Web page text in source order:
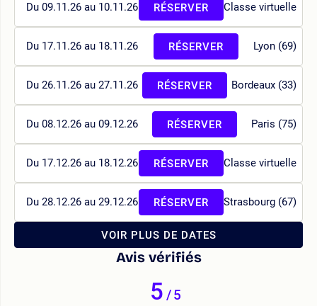
Du 09.11.26 au 10.11.26 Classe virtuelle
RÉSERVER
Du 17.11.26 au 18.11.26 Lyon (69)
RÉSERVER
Du 26.11.26 au 27.11.26 Bordeaux (33)
RÉSERVER
Du 08.12.26 au 09.12.26 Paris (75)
RÉSERVER
Du 17.12.26 au 18.12.26 Classe virtuelle
RÉSERVER
Du 28.12.26 au 29.12.26 Strasbourg (67)
RÉSERVER
VOIR PLUS DE DATES
Avis vérifiés
5/5